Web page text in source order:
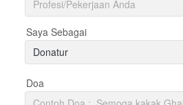
Saya Sebagai
Donatur
Doa